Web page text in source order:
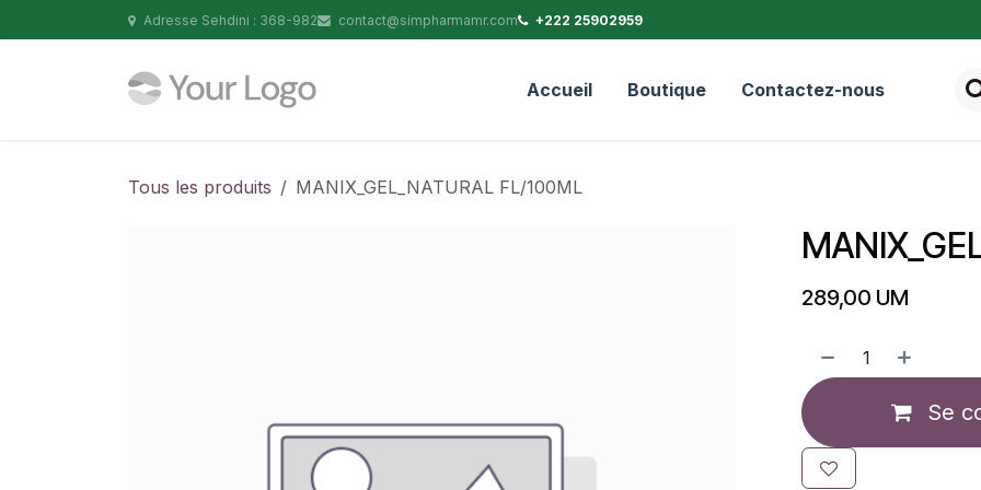
Se rendre au contenuAdresse Sehdini : 368-982 contact@simpharmamr.com +222 25902959
Accueil Boutique Contactez-nous
Tous les produits MANIX_GEL_NATURAL FL/100ML
289,00 UM
Se